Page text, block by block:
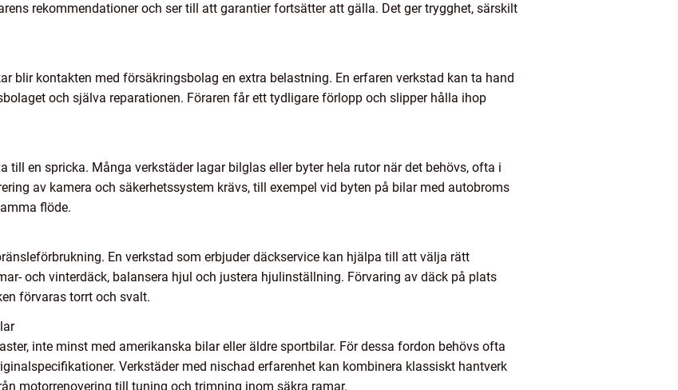
rekommendationer och ser till att garantier fortsätter att gälla. Det ger trygghet, särskilt
blir kontakten med försäkringsbolag en extra belastning. En erfaren verkstad kan ta hand
och själva reparationen. Föraren får ett tydligare förlopp och slipper hålla ihop
till en spricka. Många verkstäder lagar bilglas eller byter hela rutor när det behövs, ofta i
av kamera och säkerhetssystem krävs, till exempel vid byten på bilar med autobroms
flöde.
En verkstad som erbjuder däckservice kan hjälpa till att välja rätt
och vinterdäck, balansera hjul och justera hjulinställning. Förvaring av däck på plats
förvaras torrt och svalt.
inte minst med amerikanska bilar eller äldre sportbilar. För dessa fordon behövs ofta
Verkstäder med nischad erfarenhet kan kombinera klassiskt hantverk
motorrenovering till tuning och trimning inom säkra ramar.